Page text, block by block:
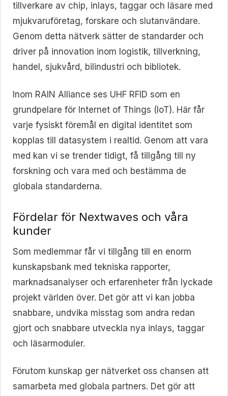
tillverkare av chip, inlays, taggar och läsare med
mjukvaruföretag, forskare och slutanvändare.
Genom detta nätverk sätter de standarder och
driver på innovation inom logistik, tillverkning,
handel, sjukvård, bilindustri och bibliotek.
Inom RAIN Alliance ses UHF RFID som en
grundpelare för Internet of Things (IoT). Här får
varje fysiskt föremål en digital identitet som
kopplas till datasystem i realtid. Genom att vara
med kan vi se trender tidigt, få tillgång till ny
forskning och vara med och bestämma de
globala standarderna.
Fördelar för Nextwaves och våra
kunder
Som medlemmar får vi tillgång till en enorm
kunskapsbank med tekniska rapporter,
marknadsanalyser och erfarenheter från lyckade
projekt världen över. Det gör att vi kan jobba
snabbare, undvika misstag som andra redan
gjort och snabbare utveckla nya inlays, taggar
och läsarmoduler.
Förutom kunskap ger nätverket oss chansen att
samarbeta med globala partners. Det gör att